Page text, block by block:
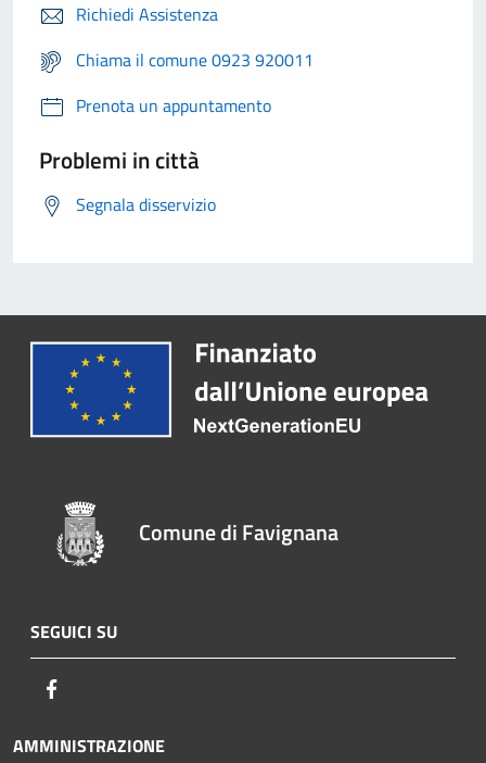
Richiedi Assistenza
Chiama il comune 0923 920011
Prenota un appuntamento
Problemi in città
Segnala disservizio
Comune di Favignana
SEGUICI SU
AMMINISTRAZIONE